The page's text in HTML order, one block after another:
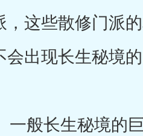
，这些散修门派
会出现长生秘境的
一般长生秘境的